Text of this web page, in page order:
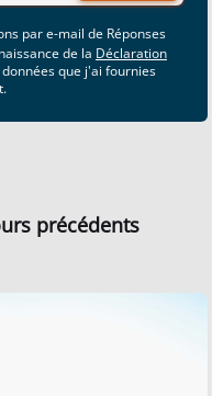
par e-mail de Réponses
de la Déclaration
que j'ai fournies
précédents